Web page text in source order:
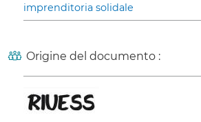
imprenditoria solidale
Origine del documento :